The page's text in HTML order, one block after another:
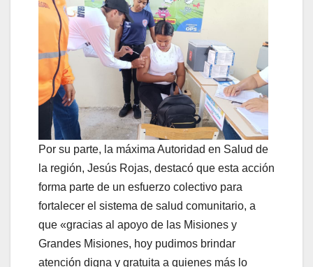
Por su parte, la máxima Autoridad en Salud de
la región, Jesús Rojas, destacó que esta acción
forma parte de un esfuerzo colectivo para
fortalecer el sistema de salud comunitario, a
que «gracias al apoyo de las Misiones y
Grandes Misiones, hoy pudimos brindar
atención digna y gratuita a quienes más lo